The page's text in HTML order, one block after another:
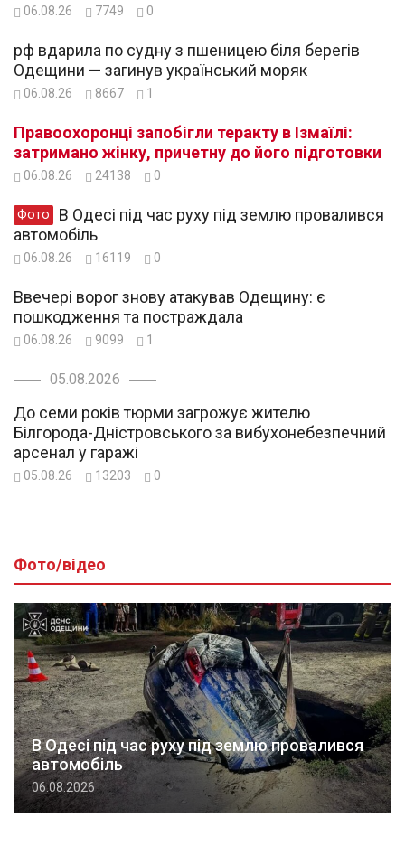
06.08.26 7749 0
рф вдарила по судну з пшеницею біля берегів
Одещини — загинув український моряк
06.08.26 8667 1
Правоохоронці запобігли теракту в Ізмаїлі:
затримано жінку, причетну до його підготовки
06.08.26 24138 0
Фото
автомобіль
06.08.26 16119 0
Ввечері ворог знову атакував Одещину: є
пошкодження та постраждала
06.08.26 9099 1
05.08.2026
До семи років тюрми загрожує жителю
Білгорода-Дністровського за вибухонебезпечний
арсенал у гаражі
05.08.26 13203 0
Фото/відео
В Одесі під час руху під землю провалився
автомобіль
06.08.2026